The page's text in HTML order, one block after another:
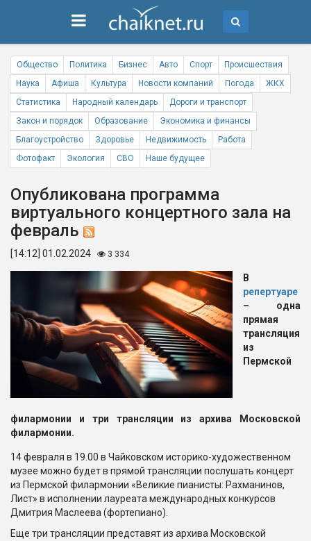
Общество Политика Бизнес Авто Спорт
Происшествия
Наука
Афиша Культура Новости компаний Погода
ЖКХ
Статистика
Народный календарь
Дороги и транспорт
Закон и порядок
Образование
Экономика и финансы
Благоустройство
Здоровье Недвижимость
Работа
Фотофакт
Экология СВО Наше будущее
Опубликована программа
виртуального концертного зала на
февраль
[14:12] 01.02.2024 3 334
В
репертуаре
– одна
прямая
трансляция
из
Пермской
филармонии и три трансляции из архива Московской
филармонии.
14 февраля в 19.00 в Чайковском историко-художественном
музее можно будет в прямой трансляции послушать концерт
из Пермской филармонии «Великие пианисты: Рахманинов,
Лист» в исполнении лауреата международных конкурсов
Дмитрия Маслеева (фортепиано).
Еще три трансляции представят из архива Московской